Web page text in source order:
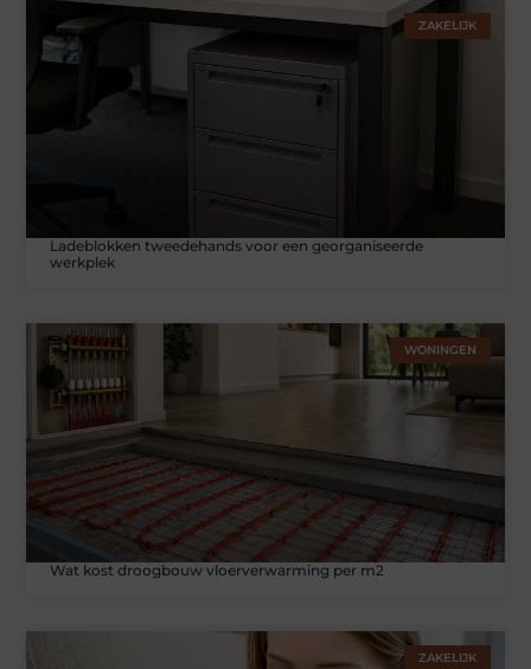
ZAKELIJK
Ladeblokken tweedehands voor een georganiseerde
werkplek
WONINGEN
Wat kost droogbouw vloerverwarming per m2
ZAKELIJK